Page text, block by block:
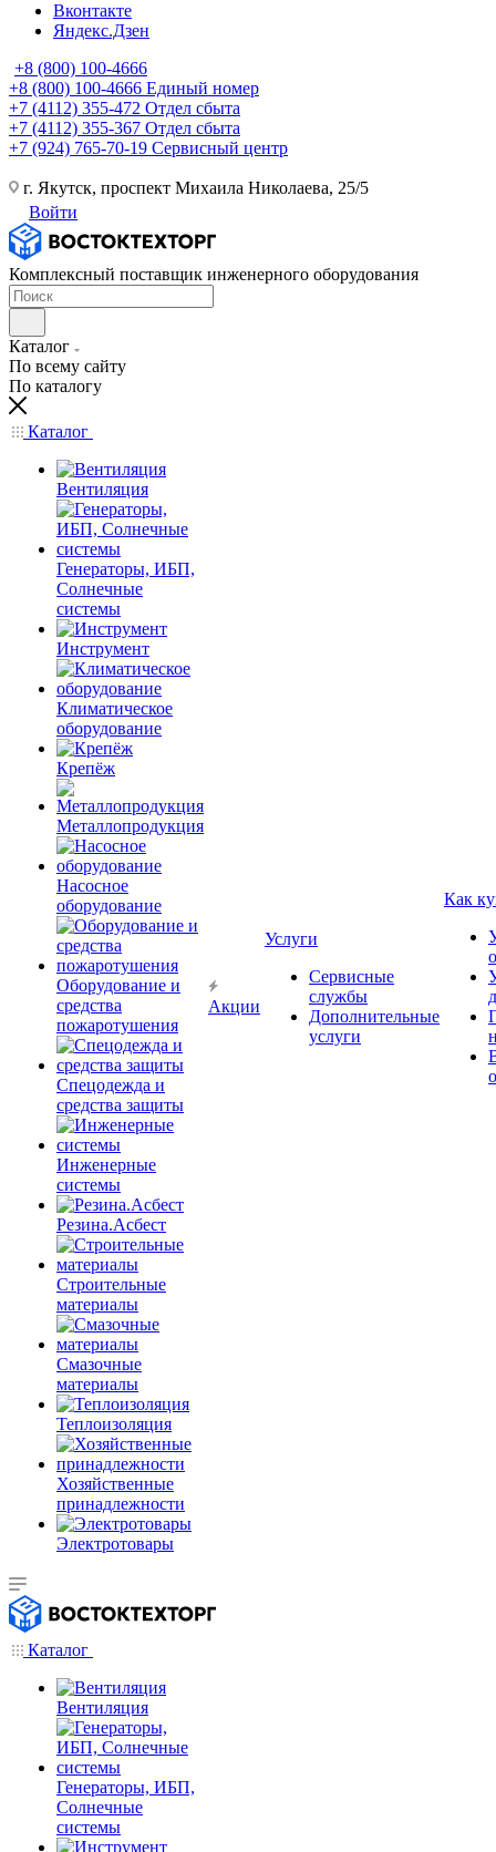
Вконтакте
Яндекс.Дзен
+8 (800) 100-4666
+8 (800) 100-4666 Единый номер
+7 (4112) 355-472 Отдел сбыта
+7 (4112) 355-367 Отдел сбыта
+7 (924) 765-70-19 Сервисный центр
г. Якутск, проспект Михаила Николаева, 25/5
Войти
Комплексный поставщик инженерного оборудования
Каталог
По всему сайту
По каталогу
Каталог
Вентиляция
Генераторы, ИБП,
Солнечные
системы
Инструмент
Климатическое
оборудование
Крепёж
Металлопродукция
Насосное
оборудование
Оборудование и
средства
пожаротушения
Спецодежда и
средства защиты
Инженерные
системы
Резина.Асбест
Строительные
материалы
Смазочные
материалы
Теплоизоляция
Хозяйственные
принадлежности
Электротовары
Акции
Услуги
Сервисные
службы
Дополнительные
услуги
Как
Каталог
Вентиляция
Генераторы, ИБП,
Солнечные
системы